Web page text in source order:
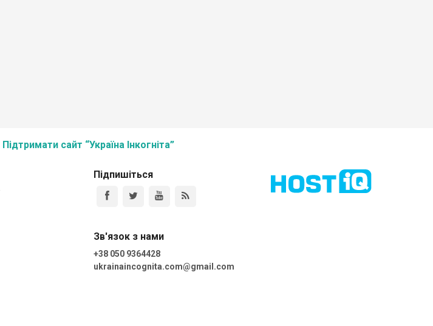
Підтримати сайт “Україна Інкогніта”
Підпишіться
Зв'язок з нами
+38 050 9364428
ukrainaincognita.com@gmail.com